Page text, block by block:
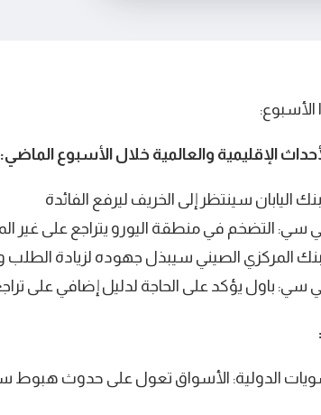
الإقليمية والعالمية خلال الأسبوع الماضي:
اليابان سينتظر إلى الخريف ليرفع الفائدة
سي: التضخم في منطقة اليورو يتراجع على غير
المركزي الصيني سيبذل جهوده لزيادة الطلب
سي: باول يؤكد على الحاجة لدليل إضافي على
الدولية: الأسواق تعول على حدوث